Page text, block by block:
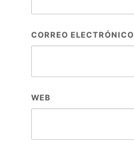
CORREO ELECTRÓNICO
WEB